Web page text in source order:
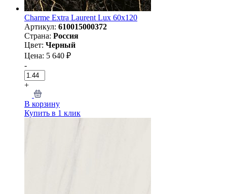
Charme Extra Laurent Lux 60х120
Артикул: 610015000372
Страна: Россия
Цвет: Черный
Цена: 5 640 ₽
-
+
В корзину
Купить в 1 клик